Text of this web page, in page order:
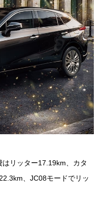
リッター17.19km、カタ
、JC08モードでリッ